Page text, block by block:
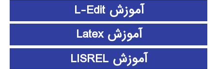
آموزش L-Edit
آموزش Latex
آموزش LISREL